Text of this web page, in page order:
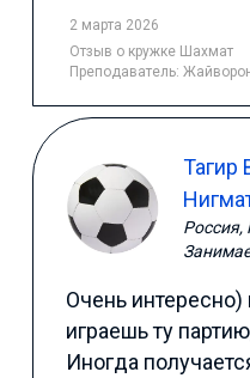
2 марта 2026
Отзыв о кружке Шахмат
Преподаватель:
Тагир
Россия,
Очень интересно)
играешь ту
Иногда